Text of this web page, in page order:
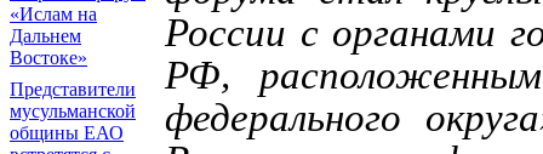
«Ислам на
Дальнем
Востоке»
Представители
мусульманской
общины ЕАО
России с органами
РФ,
федерального